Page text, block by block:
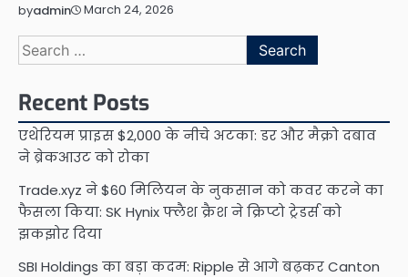
byadmin March 24, 2026
Search
for:
Recent Posts
एथेरियम प्राइस $2,000 के नीचे अटका: डर और मैक्रो दबाव
ने ब्रेकआउट को रोका
Trade.xyz ने $60 मिलियन के नुकसान को कवर करने का
फैसला किया: SK Hynix फ्लैश क्रैश ने क्रिप्टो ट्रेडर्स को
झकझोर दिया
SBI Holdings का बड़ा कदम: Ripple से आगे बढ़कर Canton